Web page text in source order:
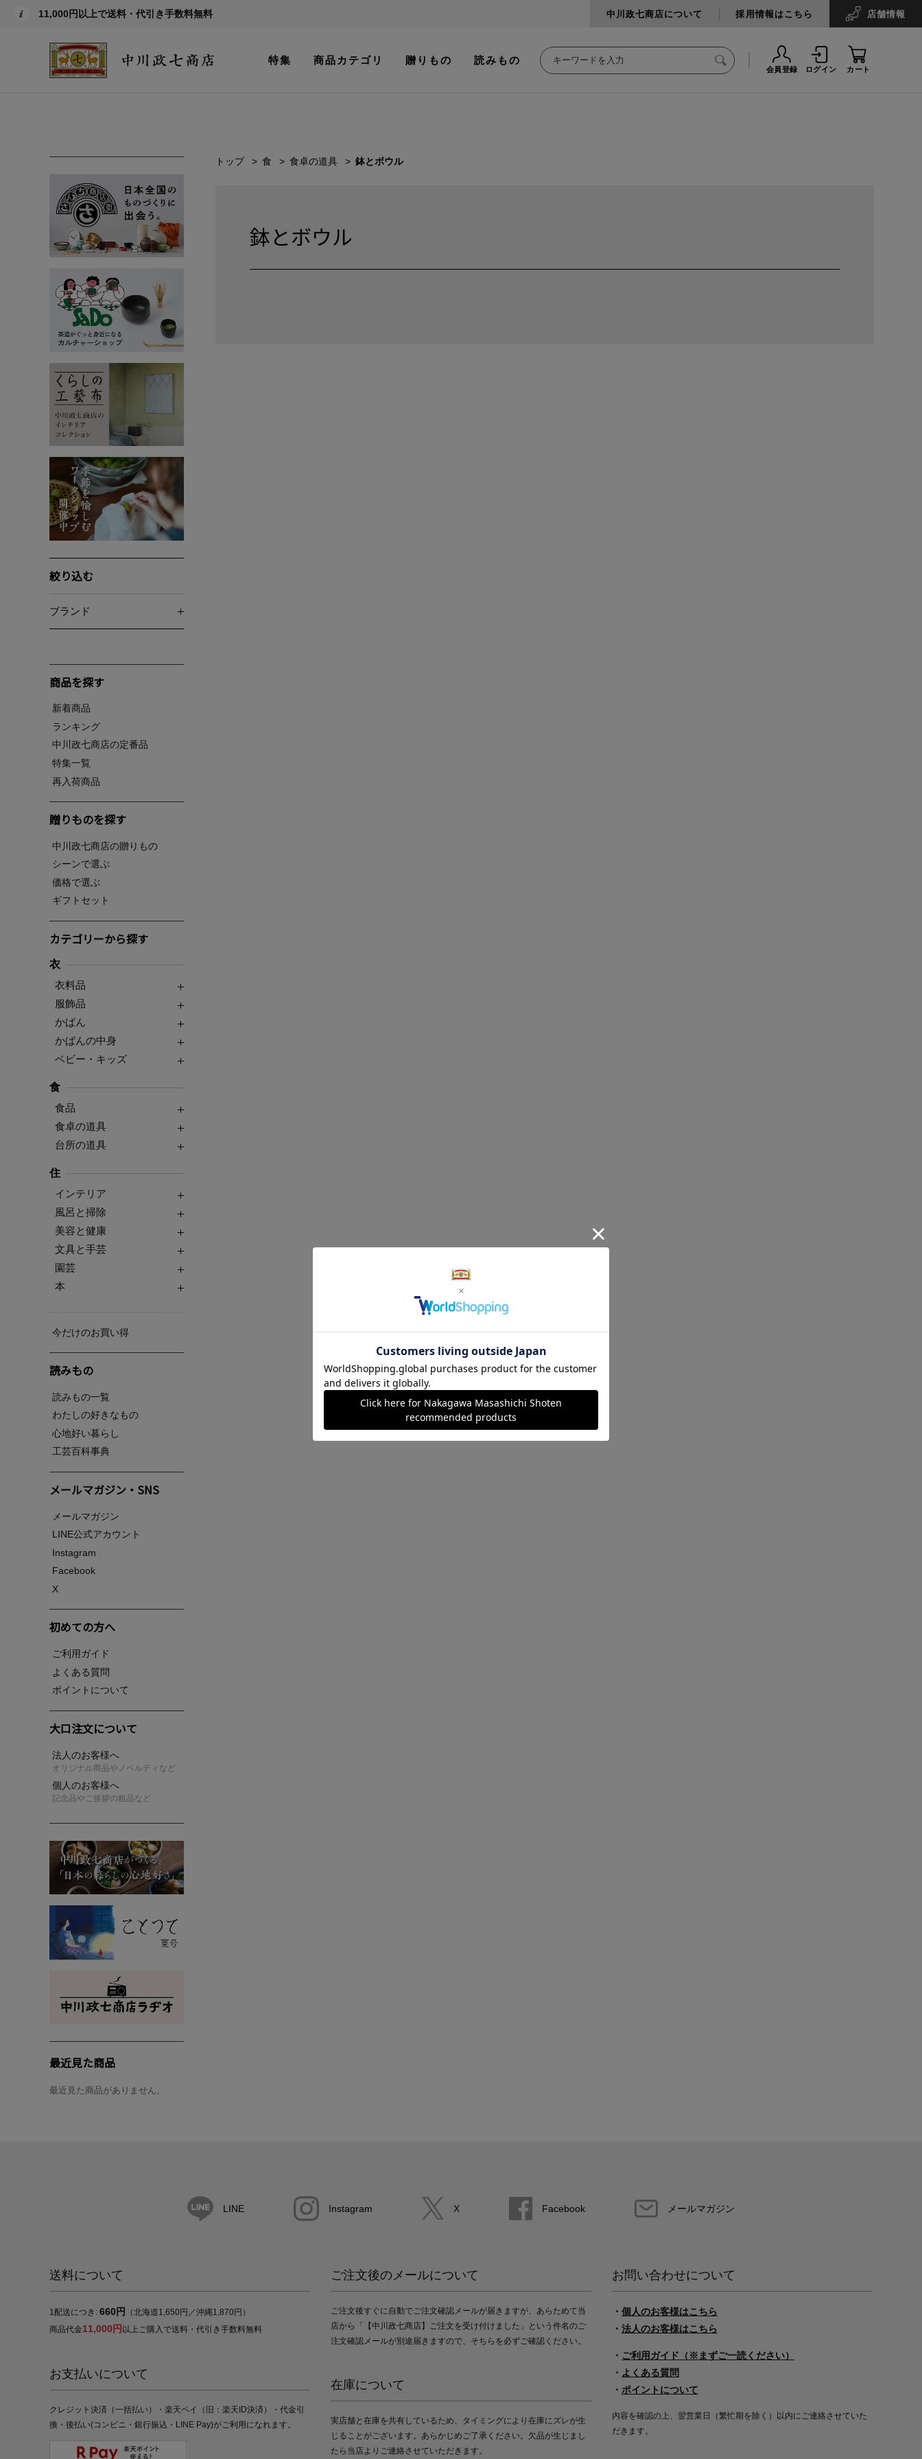
11,000円以上で送料・代引き手数料無料 中川政七商店について 採用情報はこちら 店舗情報
特集 商品カテゴリ 贈りもの 読みもの
会員登録 ログイン カート
絞り込む
ブランド
商品を探す
新着商品
ランキング
中川政七商店の定番品
特集一覧
再入荷商品
贈りものを探す
中川政七商店の贈りもの
シーンで選ぶ
価格で選ぶ
ギフトセット
カテゴリーから探す
衣
衣料品
服飾品
かばん
かばんの中身
ベビー・キッズ
食
食品
食卓の道具
台所の道具
住
インテリア
風呂と掃除
美容と健康
文具と手芸
園芸
本
今だけのお買い得
読みもの
読みもの一覧
わたしの好きなもの
心地好い暮らし
工芸百科事典
メールマガジン・SNS
メールマガジン
LINE公式アカウント
Instagram
Facebook
X
初めての方へ
ご利用ガイド
よくある質問
ポイントについて
大口注文について
法人のお客様へ
オリジナル商品やノベルティなど
個人のお客様へ
記念品やご挨拶の粗品など
最近見た商品
最近見た商品がありません。
トップ 食 食卓の道具 鉢とボウル
鉢とボウル
LINE Instagram X Facebook メールマガジン
送料について
1配送につき: 660円
（北海道1,650円／沖縄1,870円）
商品代金11,000円 以上ご購入で送料・代引き手数料無料
お支払いについて
クレジット決済（一括払い）・楽天ペイ（旧：楽天ID決済）・代金引
換・後払い(コンビニ・銀行振込・LINE Pay)がご利用になれます。
ご注文後のメールについて
ご注文後すぐに自動でご注文確認メールが届きますが、あらためて当
店から「【中川政七商店】ご注文を受け付けました」という件名のご
注文確認メールが別途届きますので、そちらを必ずご確認ください。
在庫について
実店舗と在庫を共有しているため、タイミングにより在庫にズレが生
じることがございます。あらかじめご了承ください。欠品が生じまし
たら当店よりご連絡させていただきます。
お問い合わせについて
・ 個人のお客様はこちら
・ 法人のお客様はこちら
・ ご利用ガイド（※まずご一読ください）
・ よくある質問
・ ポイントについて
内容を確認の上、翌営業日（繁忙期を除く）以内にご連絡させていた
だきます。